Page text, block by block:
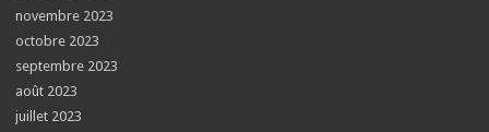
novembre 2023
octobre 2023
septembre 2023
août 2023
juillet 2023